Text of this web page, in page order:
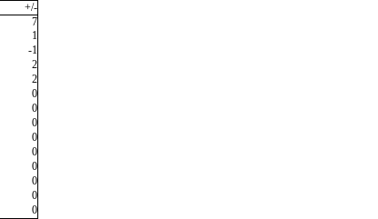
+/-
7
1
-1
2
2
0
0
0
0
0
0
0
0
0